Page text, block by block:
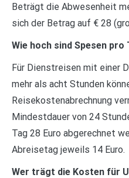
Beträgt die Abwesenheit
sich der Betrag auf € 28
Wie hoch sind Spesen pro
Für Dienstreisen mit einer
mehr als acht Stunden
Reisekostenabrechnung
Mindestdauer von 24
Tag 28 Euro abgerechnet
Abreisetag jeweils 14 Euro.
Wer trägt die Kosten für